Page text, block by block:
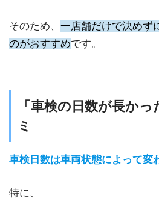
そのため、 一店舗だけで決めず
のがおすすめです。
「車検の日数が長か
ミ
車検日数は車両状態によって変
特に、